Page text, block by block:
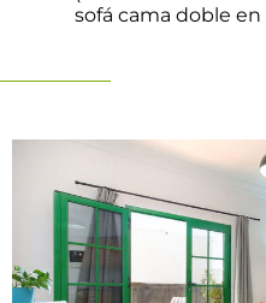
sofá cama doble en